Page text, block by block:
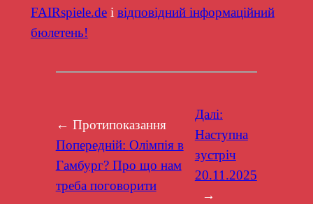
FAIRspiele.deі відповідний інформаційний
бюлетень!
← Протипоказання
Попередній: Олімпія в
Гамбург? Про що нам
треба поговорити
Далі:
Наступна
зустріч
20.11.2025
→